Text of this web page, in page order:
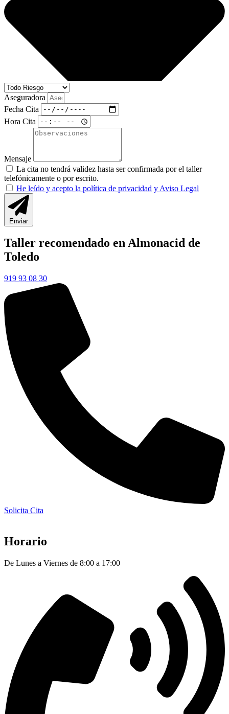
Aseguradora
Fecha Cita
Hora Cita
Mensaje
La cita no tendrá validez hasta ser confirmada por el taller
telefónicamente o por escrito.
He leído y acepto la política de privacidad y Aviso Legal
Enviar
Taller recomendado en Almonacid de
Toledo
919 93 08 30
Solicita Cita
Horario
De Lunes a Viernes de 8:00 a 17:00